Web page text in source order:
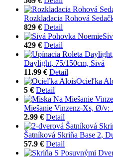
Rozkladacia Rohová
829 € Detail
429 € Detail
Daylight, 75/150cm, Sivá
11.99 € Detail
Ocieľka
5 € Detail
Miešanie Vinzenz-Xs, Ø/v:
2.99 € Detail
Šatníková Skriňa Base 2,
57.9 € Detail